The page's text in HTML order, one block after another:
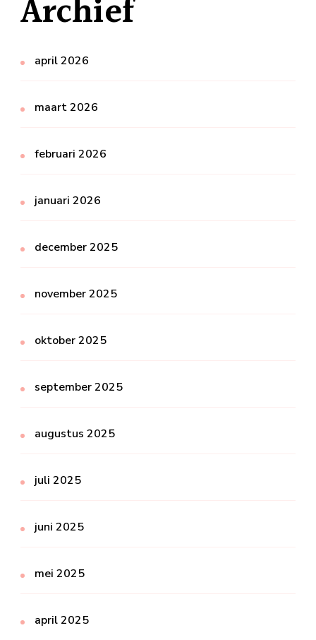
Archief
april 2026
maart 2026
februari 2026
januari 2026
december 2025
november 2025
oktober 2025
september 2025
augustus 2025
juli 2025
juni 2025
mei 2025
april 2025